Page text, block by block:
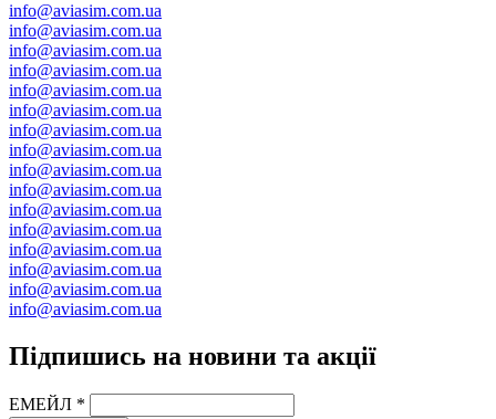
info@aviasim.com.ua
info@aviasim.com.ua
info@aviasim.com.ua
info@aviasim.com.ua
info@aviasim.com.ua
info@aviasim.com.ua
info@aviasim.com.ua
info@aviasim.com.ua
info@aviasim.com.ua
info@aviasim.com.ua
info@aviasim.com.ua
info@aviasim.com.ua
info@aviasim.com.ua
info@aviasim.com.ua
info@aviasim.com.ua
info@aviasim.com.ua
Підпишись на новини та акції
ЕМЕЙЛ *